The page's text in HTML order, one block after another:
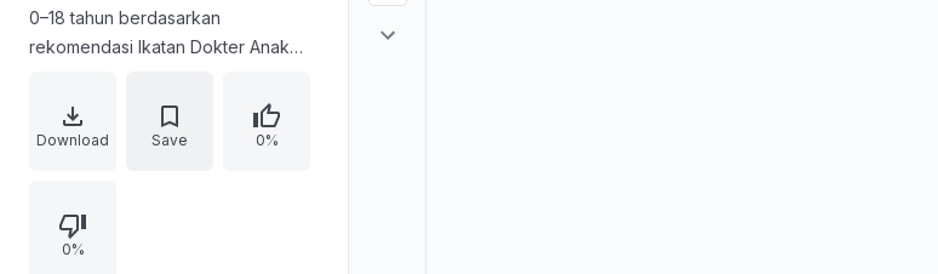
0–18 tahun berdasarkan
rekomendasi Ikatan Dokter Anak
Memuat cara membaca kolom umur
dan ketentuan pemberian berbagai
pada kondisi tertentu seperti berat
lahir rendah, ibu HBsAg positif, dan
Download Save 0%
0%